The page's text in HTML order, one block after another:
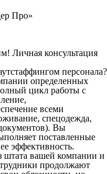
Про»
Личная консультация
персонала?
определенных
цикл работы с
всеми
спецодежда,
Вы
поставленные
эффективность.
штата вашей компании и
продолжают